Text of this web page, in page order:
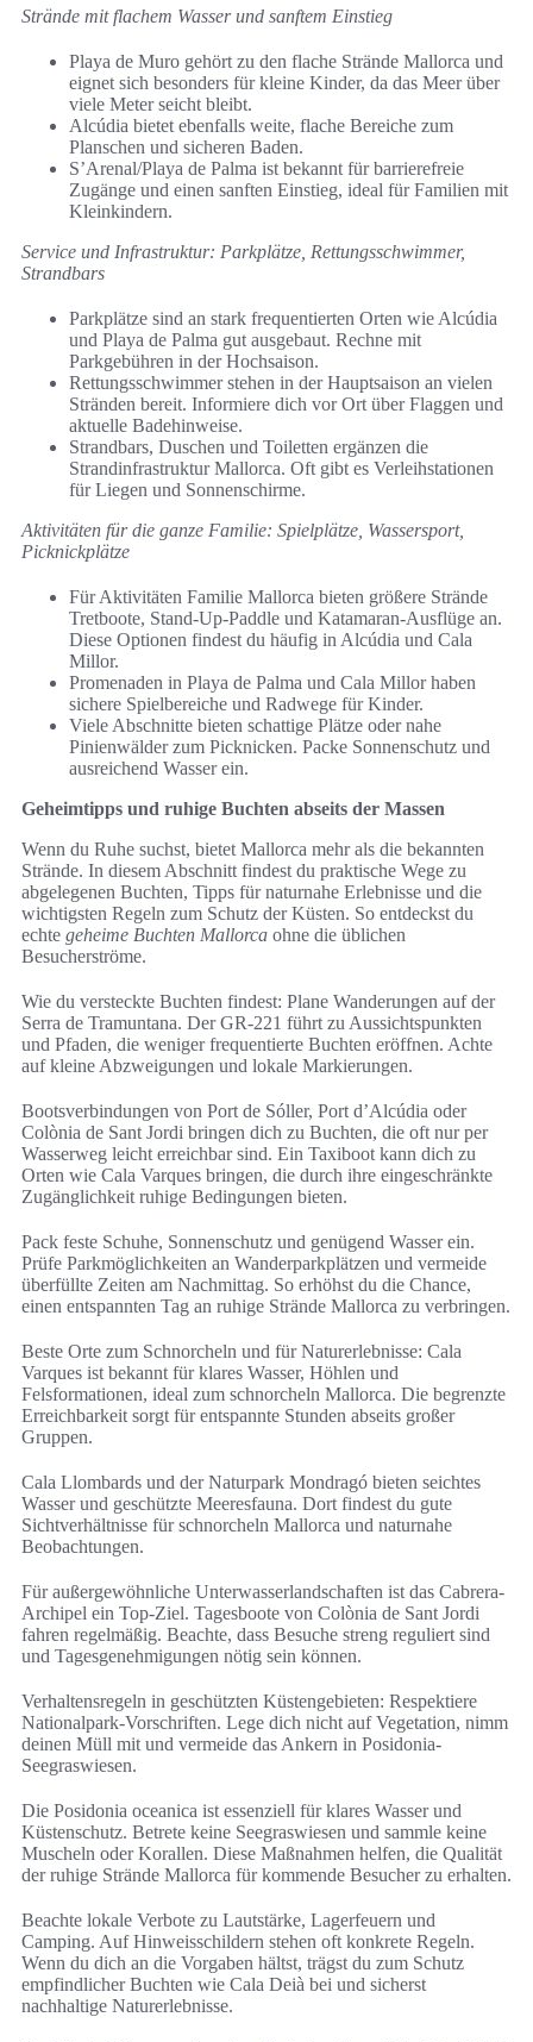
Strände mit flachem Wasser und sanftem Einstieg
Playa de Muro gehört zu den flache Strände Mallorca und
eignet sich besonders für kleine Kinder, da das Meer über
viele Meter seicht bleibt.
Alcúdia bietet ebenfalls weite, flache Bereiche zum
Planschen und sicheren Baden.
S’Arenal/Playa de Palma ist bekannt für barrierefreie
Zugänge und einen sanften Einstieg, ideal für Familien mit
Kleinkindern.
Service und Infrastruktur: Parkplätze, Rettungsschwimmer,
Strandbars
Parkplätze sind an stark frequentierten Orten wie Alcúdia
und Playa de Palma gut ausgebaut. Rechne mit
Parkgebühren in der Hochsaison.
Rettungsschwimmer stehen in der Hauptsaison an vielen
Stränden bereit. Informiere dich vor Ort über Flaggen und
aktuelle Badehinweise.
Strandbars, Duschen und Toiletten ergänzen die
Strandinfrastruktur Mallorca. Oft gibt es Verleihstationen
für Liegen und Sonnenschirme.
Aktivitäten für die ganze Familie: Spielplätze, Wassersport,
Picknickplätze
Für Aktivitäten Familie Mallorca bieten größere Strände
Tretboote, Stand-Up-Paddle und Katamaran-Ausflüge an.
Diese Optionen findest du häufig in Alcúdia und Cala
Millor.
Promenaden in Playa de Palma und Cala Millor haben
sichere Spielbereiche und Radwege für Kinder.
Viele Abschnitte bieten schattige Plätze oder nahe
Pinienwälder zum Picknicken. Packe Sonnenschutz und
ausreichend Wasser ein.
Geheimtipps und ruhige Buchten abseits der Massen
Wenn du Ruhe suchst, bietet Mallorca mehr als die bekannten
Strände. In diesem Abschnitt findest du praktische Wege zu
abgelegenen Buchten, Tipps für naturnahe Erlebnisse und die
wichtigsten Regeln zum Schutz der Küsten. So entdeckst du
echte geheime Buchten Mallorca ohne die üblichen
Besucherströme.
Wie du versteckte Buchten findest: Plane Wanderungen auf der
Serra de Tramuntana. Der GR-221 führt zu Aussichtspunkten
und Pfaden, die weniger frequentierte Buchten eröffnen. Achte
auf kleine Abzweigungen und lokale Markierungen.
Bootsverbindungen von Port de Sóller, Port d’Alcúdia oder
Colònia de Sant Jordi bringen dich zu Buchten, die oft nur per
Wasserweg leicht erreichbar sind. Ein Taxiboot kann dich zu
Orten wie Cala Varques bringen, die durch ihre eingeschränkte
Zugänglichkeit ruhige Bedingungen bieten.
Pack feste Schuhe, Sonnenschutz und genügend Wasser ein.
Prüfe Parkmöglichkeiten an Wanderparkplätzen und vermeide
überfüllte Zeiten am Nachmittag. So erhöhst du die Chance,
einen entspannten Tag an ruhige Strände Mallorca zu verbringen.
Beste Orte zum Schnorcheln und für Naturerlebnisse: Cala
Varques ist bekannt für klares Wasser, Höhlen und
Felsformationen, ideal zum schnorcheln Mallorca. Die begrenzte
Erreichbarkeit sorgt für entspannte Stunden abseits großer
Gruppen.
Cala Llombards und der Naturpark Mondragó bieten seichtes
Wasser und geschützte Meeresfauna. Dort findest du gute
Sichtverhältnisse für schnorcheln Mallorca und naturnahe
Beobachtungen.
Für außergewöhnliche Unterwasserlandschaften ist das Cabrera-
Archipel ein Top-Ziel. Tagesboote von Colònia de Sant Jordi
fahren regelmäßig. Beachte, dass Besuche streng reguliert sind
und Tagesgenehmigungen nötig sein können.
Verhaltensregeln in geschützten Küstengebieten: Respektiere
Nationalpark-Vorschriften. Lege dich nicht auf Vegetation, nimm
deinen Müll mit und vermeide das Ankern in Posidonia-
Seegraswiesen.
Die Posidonia oceanica ist essenziell für klares Wasser und
Küstenschutz. Betrete keine Seegraswiesen und sammle keine
Muscheln oder Korallen. Diese Maßnahmen helfen, die Qualität
der ruhige Strände Mallorca für kommende Besucher zu erhalten.
Beachte lokale Verbote zu Lautstärke, Lagerfeuern und
Camping. Auf Hinweisschildern stehen oft konkrete Regeln.
Wenn du dich an die Vorgaben hältst, trägst du zum Schutz
empfindlicher Buchten wie Cala Deià bei und sicherst
nachhaltige Naturerlebnisse.